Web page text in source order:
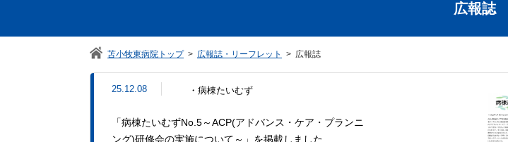
広報誌
苫小牧東病院トップ 広報誌・リーフレット 広報誌
25.12.08 ・病棟たいむず
「病棟たいむずNo.5～ACP(アドバンス・ケア・プランニ
ング)研修会の実施について～」を掲載しました